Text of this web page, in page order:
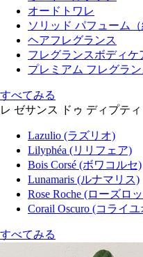
オードトワレ
ソリッド パフューム（
ヘアフレグランス
フレグランスボディケ
プレミアム フレグラン
すべてみる
レ ゼサンス ドゥ ディプティ
Lazulio (ラズリオ)
Lilyphéa (リリフェア)
Bois Corsé (ボワコルセ)
Lunamaris (ルナマリス)
Rose Roche (ローズロ
Corail Oscuro (コライ
すべてみる